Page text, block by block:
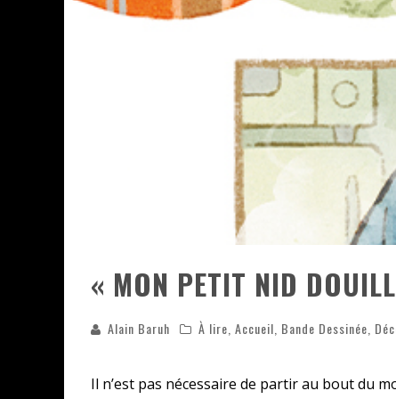
ASSASSIN'S CREED BLACK FLAG
« LE VENT DAND LES SAULES
« DAMN THEM ALL » - UN
YOSHI AND THE MYSTERIOUS
« MON PETIT NID
Alain Baruh À lire Accueil Bande Dessinée
Il n’est pas nécessaire de partir au bout du